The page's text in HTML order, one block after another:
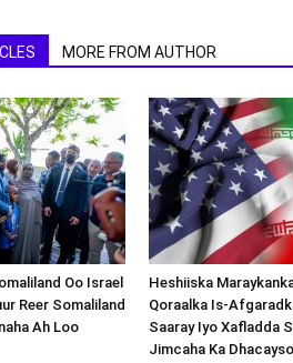
MORE FROM AUTHOR
Oo Israel
Reer Somaliland
Ah Loo
Heshiiska
Qoraalka Is-
Saaray Iyo Xafladda
Jimcaha Ka